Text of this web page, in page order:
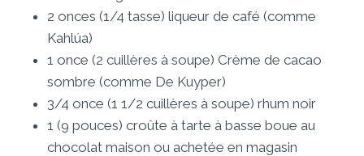
2 onces (1/4 tasse) liqueur de café (comme
Kahlúa)
1 once (2 cuillères à soupe) Crème de cacao
sombre (comme De Kuyper)
3/4 once (1 1/2 cuillères à soupe) rhum noir
1 (9 pouces) croûte à tarte à basse boue au
chocolat maison ou achetée en magasin